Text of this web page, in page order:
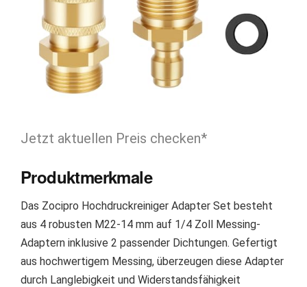
Jetzt aktuellen Preis checken*
Produktmerkmale
Das Zocipro Hochdruckreiniger Adapter Set besteht
aus 4 robusten M22-14 mm auf 1/4 Zoll Messing-
Adaptern inklusive 2 passender Dichtungen. Gefertigt
aus hochwertigem Messing, überzeugen diese Adapter
durch Langlebigkeit und Widerstandsfähigkeit